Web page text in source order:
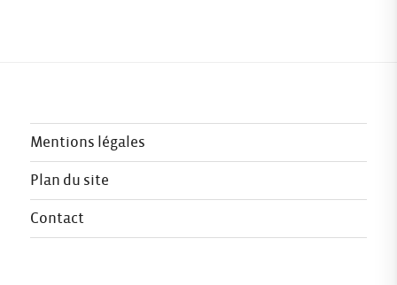
Mentions légales
Plan du site
Contact